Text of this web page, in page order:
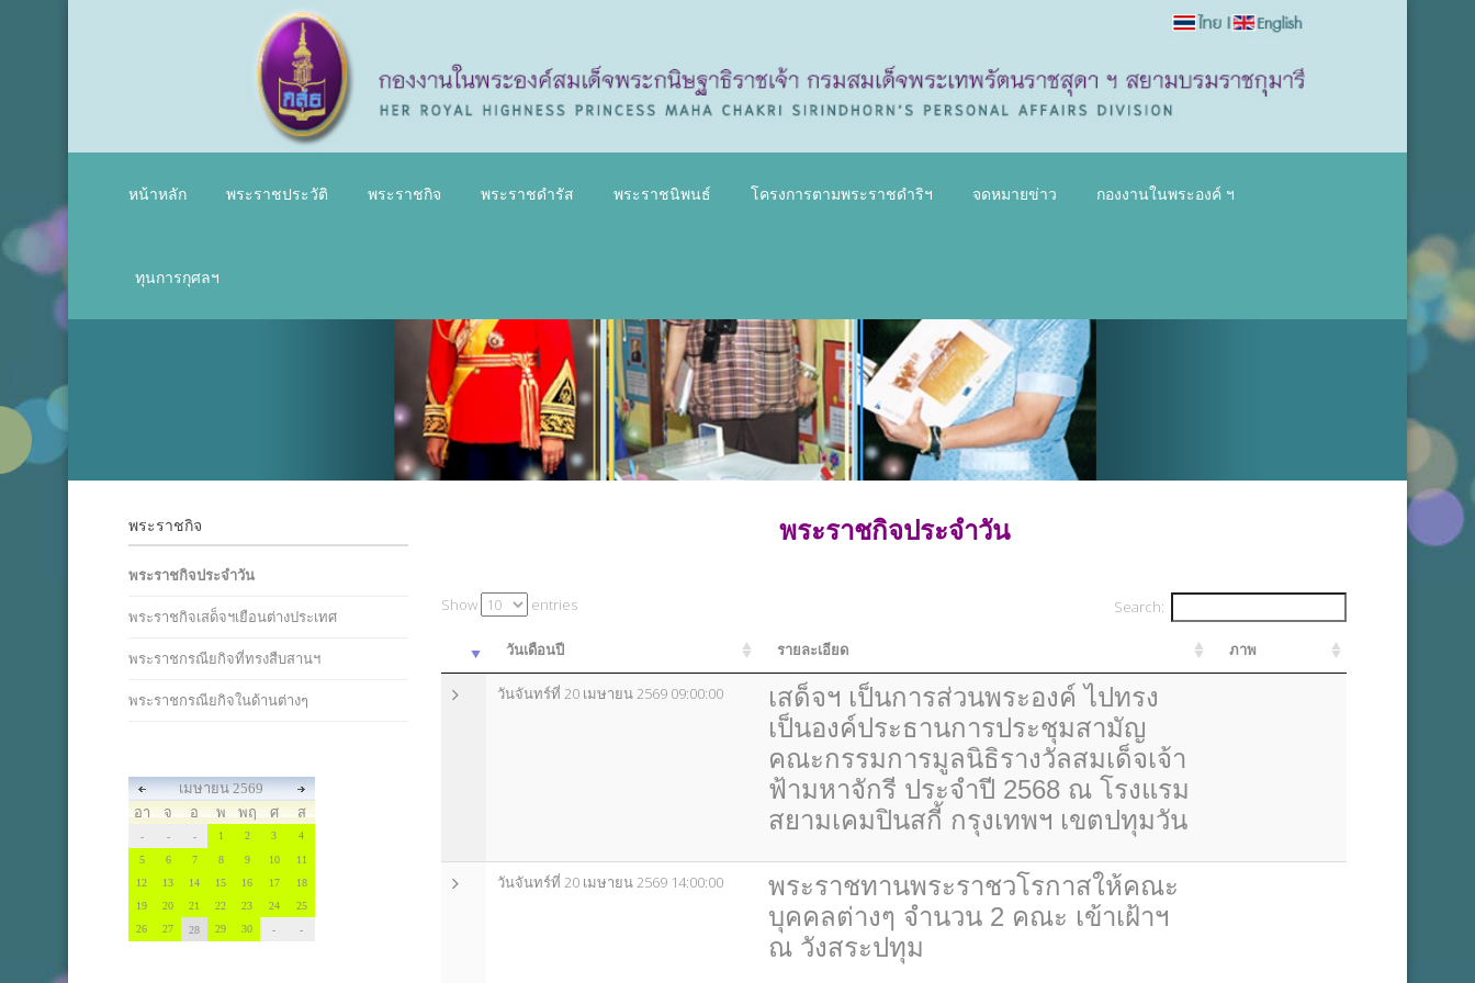
หน้าหลัก พระราชประวัติ พระราชกิจ พระราชดำรัส พระราชนิพนธ์ โครงการตามพระราชดำริฯ จดหมายข่าว กองงานในพระองค์ ฯ
ทุนการกุศลฯ
พระราชกิจ
พระราชกิจประจำวัน
พระราชกิจเสด็จฯเยือนต่างประเทศ
พระราชกรณียกิจที่ทรงสืบสานฯ
พระราชกรณียกิจในด้านต่างๆ
เมษายน 2569
อา
จ อ พ พฤ ศ ส
- - - 1 2 3
4
5
6 7 8 9 10
11
12
13 14 15 16 17
18
19
20 21 22 23 24
25
26
27 28 29 30 - -
พระราชกิจประจำวัน
Show entries Search:
วันเดือนปี รายละเอียด ภาพ
วันจันทร์ที่ 20 เมษายน 2569 09:00:00
เสด็จฯ เป็นการส่วนพระองค์ ไปทรง
เป็นองค์ประธานการประชุมสามัญ
คณะกรรมการมูลนิธิรางวัลสมเด็จเจ้า
ฟ้ามหาจักรี ประจำปี 2568 ณ โรงแรม
สยามเคมปินสกี้ กรุงเทพฯ เขตปทุมวัน
วันจันทร์ที่ 20 เมษายน 2569 14:00:00
พระราชทานพระราชวโรกาสให้คณะ
บุคคลต่างๆ จำนวน 2 คณะ เข้าเฝ้าฯ
ณ วังสระปทุม